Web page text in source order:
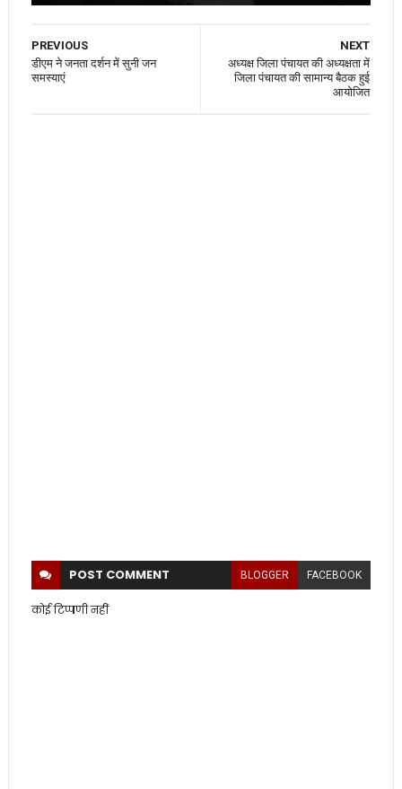
NEXT
अध्यक्ष जिला पंचायत की अध्यक्षता में
जिला पंचायत की सामान्य बैठक हुई
आयोजित
PREVIOUS
डीएम ने जनता दर्शन में सुनी जन
समस्याएं
POST COMMENT BLOGGER FACEBOOK
कोई टिप्पणी नहीं